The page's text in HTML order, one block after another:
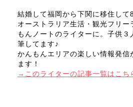
結婚して福岡から下関に移住して8
オーストラリア生活・観光フリー
もんノートのライターに。子供３
筆してます♪
かんもんエリアの楽しい情報発信
ます！
→このライターの記事一覧はこち